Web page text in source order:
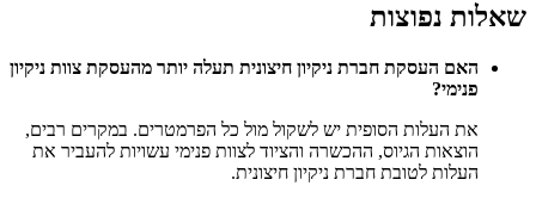
שאלות נפוצות
האם העסקת חברת ניקיון חיצונית תעלה יותר מהעסקת צוות ניקיון
פנימי?
את העלות הסופית יש לשקול מול כל הפרמטרים. במקרים רבים,
הוצאות הגיוס, ההכשרה והציוד לצוות פנימי עשויות להעביר את
העלות לטובת חברת ניקיון חיצונית.